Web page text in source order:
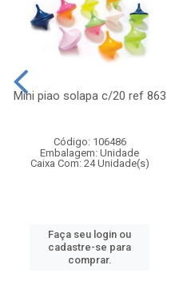
Mini piao solapa c/20 ref 863
Código: 106486
Embalagem: Unidade
Caixa Com: 24 Unidade(s)
Faça seu login ou
cadastre-se para
comprar.